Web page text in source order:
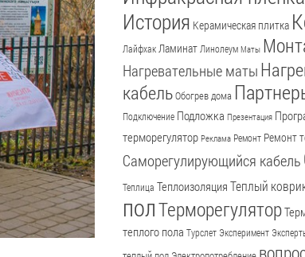
История Керамическая плитка
ЛайфхакЛаминат Линолеум Маты
Нагревательные маты
кабельОбогрев дома
Подключение Подложка Презентация
терморегулятор Реклама Ремонт Ремонт
Саморегулирующийся кабель
Теплица Теплоизоляция Теплый
полТерморегулятор
теплого пола Турслет Эксперимент